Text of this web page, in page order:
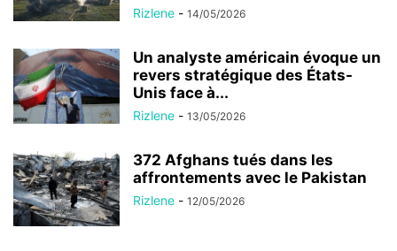
Rizlene - 14/05/2026
Un analyste américain évoque un
revers stratégique des États-
Unis face à...
Rizlene - 13/05/2026
372 Afghans tués dans les
affrontements avec le Pakistan
Rizlene - 12/05/2026